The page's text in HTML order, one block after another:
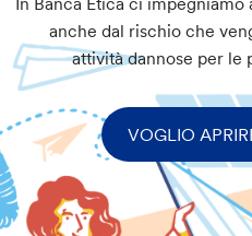
anche dal rischio che
attività dannose per le
VOGLIO